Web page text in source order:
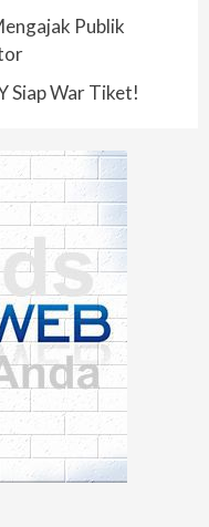
Publik
Siap War Tiket!